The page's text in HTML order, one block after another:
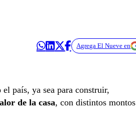
Agrega El Nueve en
el país, ya sea para construir,
de la casa, con distintos montos